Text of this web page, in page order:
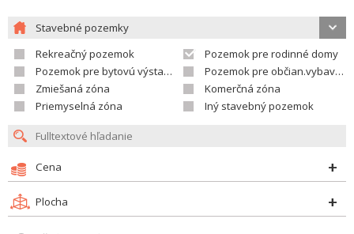
Stavebné pozemky
Rekreačný pozemok
Pozemok pre rodinné domy
Pozemok pre bytovú výstavbu
Pozemok pre občian.vybavenosť
Zmiešaná zóna
Komerčná zóna
Priemyselná zóna
Iný stavebný pozemok
Cena
Plocha